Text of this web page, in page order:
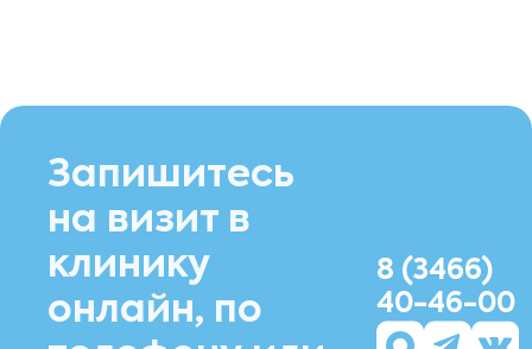
Запишитесь
на визит в
клинику
онлайн, по
8 (3466)
40-46-00